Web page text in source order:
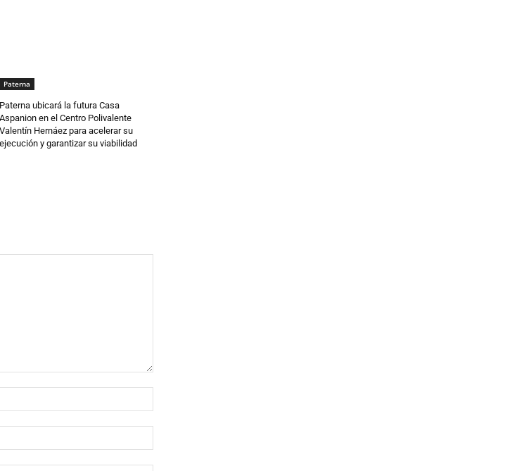
Paterna
Paterna ubicará la futura Casa
Aspanion en el Centro Polivalente
Valentín Hernáez para acelerar su
ejecución y garantizar su viabilidad
electrónico:*